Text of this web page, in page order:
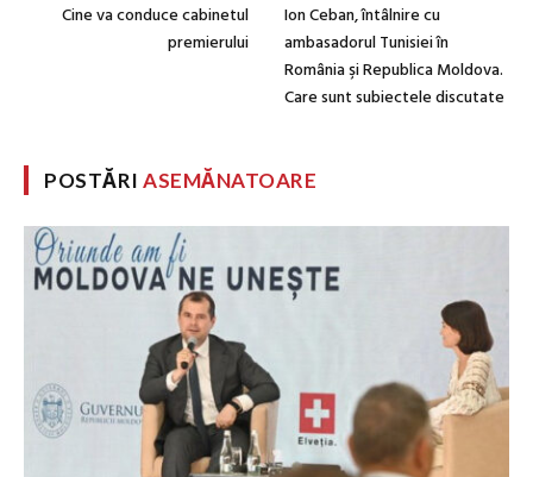
Cine va conduce cabinetul
premierului
Ion Ceban, întâlnire cu
ambasadorul Tunisiei în
România şi Republica Moldova.
Care sunt subiectele discutate
POSTĂRIASEMĂNATOARE